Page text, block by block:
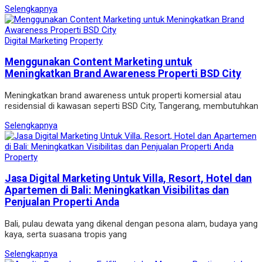
Selengkapnya
Digital Marketing Property
Menggunakan Content Marketing untuk
Meningkatkan Brand Awareness Properti BSD City
Meningkatkan brand awareness untuk properti komersial atau
residensial di kawasan seperti BSD City, Tangerang, membutuhkan
Selengkapnya
Property
Jasa Digital Marketing Untuk Villa, Resort, Hotel dan
Apartemen di Bali: Meningkatkan Visibilitas dan
Penjualan Properti Anda
Bali, pulau dewata yang dikenal dengan pesona alam, budaya yang
kaya, serta suasana tropis yang
Selengkapnya